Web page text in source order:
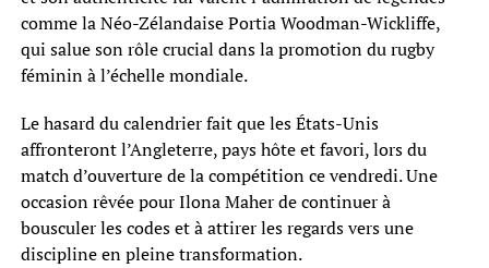
comme la Néo-Zélandaise Portia Woodman-Wickliffe,
qui salue son rôle crucial dans la promotion du rugby
féminin à l’échelle mondiale.
Le hasard du calendrier fait que les États-Unis
affronteront l’Angleterre, pays hôte et favori, lors du
match d’ouverture de la compétition ce vendredi. Une
occasion rêvée pour Ilona Maher de continuer à
bousculer les codes et à attirer les regards vers une
discipline en pleine transformation.